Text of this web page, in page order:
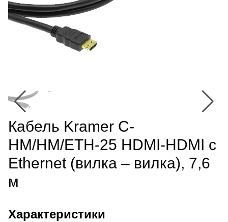
Кабель Kramer C-
HM/HM/ETH-25 HDMI-HDMI с
Ethernet (вилка – вилка), 7,6
м
Характеристики